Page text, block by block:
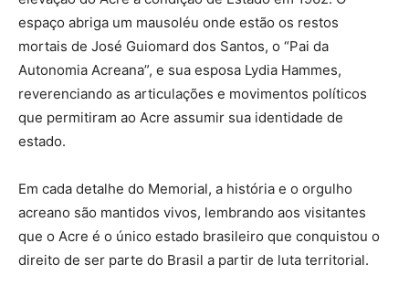
espaço abriga um mausoléu onde estão os restos
mortais de José Guiomard dos Santos, o “Pai da
Autonomia Acreana”, e sua esposa Lydia Hammes,
reverenciando as articulações e movimentos políticos
que permitiram ao Acre assumir sua identidade de
estado.
Em cada detalhe do Memorial, a história e o orgulho
acreano são mantidos vivos, lembrando aos visitantes
que o Acre é o único estado brasileiro que conquistou o
direito de ser parte do Brasil a partir de luta territorial.